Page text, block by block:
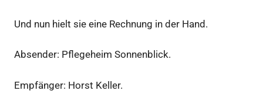
Und nun hielt sie eine Rechnung in der Hand.
Absender: Pflegeheim Sonnenblick.
Empfänger: Horst Keller.